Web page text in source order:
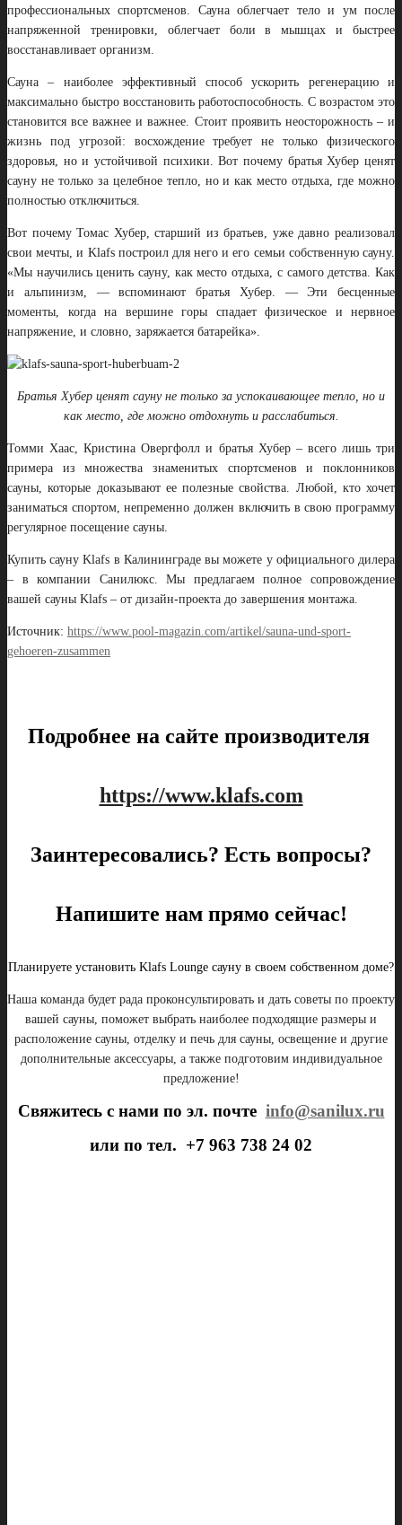
профессиональных спортсменов. Сауна облегчает тело и ум после
напряженной тренировки, облегчает боли в мышцах и быстрее
восстанавливает организм.
Сауна – наиболее эффективный способ ускорить регенерацию и
максимально быстро восстановить работоспособность. С возрастом это
становится все важнее и важнее. Стоит проявить неосторожность – и
жизнь под угрозой: восхождение требует не только физического
здоровья, но и устойчивой психики. Вот почему братья Хубер ценят
сауну не только за целебное тепло, но и как место отдыха, где можно
полностью отключиться.
Вот почему Томас Хубер, старший из братьев, уже давно реализовал
свои мечты, и Klafs построил для него и его семьи собственную сауну.
«Мы научились ценить сауну, как место отдыха, с самого детства. Как
и альпинизм, — вспоминают братья Хубер. — Эти бесценные
моменты, когда на вершине горы спадает физическое и нервное
напряжение, и словно, заряжается батарейка».
Братья Хубер ценят сауну не только за успокаивающее тепло, но и
как место, где можно отдохнуть и расслабиться.
Томми Хаас, Кристина Овергфолл и братья Хубер – всего лишь три
примера из множества знаменитых спортсменов и поклонников
сауны, которые доказывают ее полезные свойства. Любой, кто хочет
заниматься спортом, непременно должен включить в свою программу
регулярное посещение сауны.
Купить сауну Klafs в Калининграде вы можете у официального дилера
– в компании Санилюкс. Мы предлагаем полное сопровождение
вашей сауны Klafs – от дизайн-проекта до завершения монтажа.
Источник: https://www.pool-magazin.com/artikel/sauna-und-sport-
gehoeren-zusammen
Подробнее на сайте производителя
https://www.klafs.com
Заинтересовались? Есть вопросы?
Напишите нам прямо сейчас!
Планируете установить Klafs Lounge сауну в своем собственном доме?
Наша команда будет рада проконсультировать и дать советы по проекту
вашей сауны, поможет выбрать наиболее подходящие размеры и
расположение сауны, отделку и печь для сауны, освещение и другие
дополнительные аксессуары, а также подготовим индивидуальное
предложение!
Свяжитесь с нами по эл. почте info@sanilux.ru
или по тел. +7 963 738 24 02